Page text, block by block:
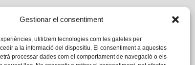
Gestionar el consentiment
utilitzem tecnologies com les galetes per
a la informació del dispositiu. El consentiment a aquestes
processar dades com el comportament de navegació o els